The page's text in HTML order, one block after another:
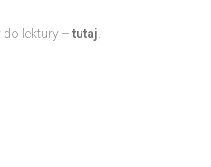
do lektury –tutaj